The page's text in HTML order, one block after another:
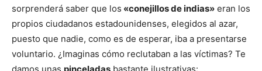
sorprenderá saber que los «conejillos de indias» eran los
propios ciudadanos estadounidenses, elegidos al azar,
puesto que nadie, como es de esperar, iba a presentarse
voluntario. ¿Imaginas cómo reclutaban a las víctimas? Te